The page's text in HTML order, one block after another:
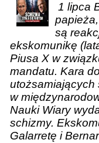
1 lipca
są
ekskomunikę
Piusa X w
mandatu. Kara
utożsamiających
w
Nauki Wiary
schizmy.
Galarretę i